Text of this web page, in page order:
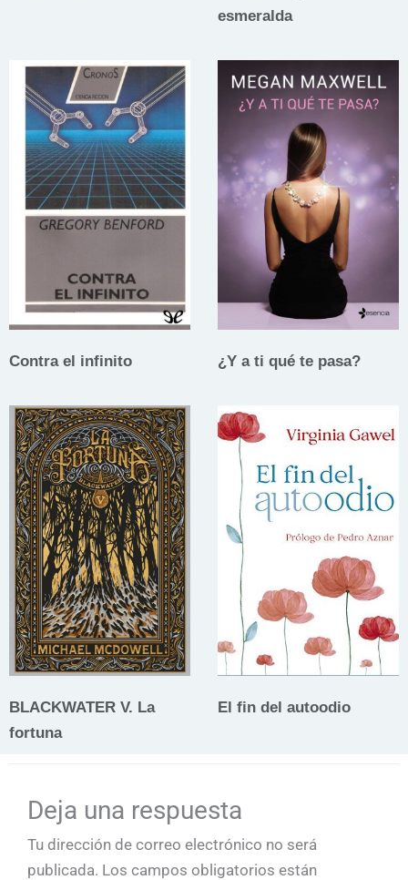
esmeralda
Contra el infinito ¿Y a ti qué te pasa?
BLACKWATER V. La
fortuna
El fin del autoodio
Deja una respuesta
Tu dirección de correo electrónico no será
publicada. Los campos obligatorios están